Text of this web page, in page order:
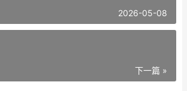
2026-05-08
下一篇 »